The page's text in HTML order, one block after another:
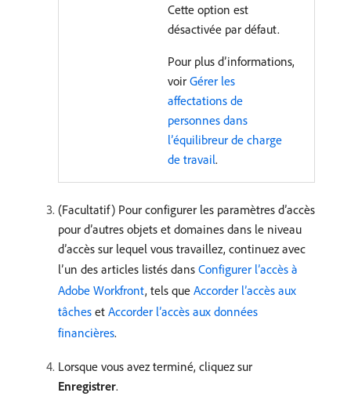
Cette option est
désactivée par défaut.
Pour plus d’informations,
voir Gérer les
affectations de
personnes dans
l’équilibreur de charge
de travail.
(Facultatif) Pour configurer les paramètres d’accès
pour d’autres objets et domaines dans le niveau
d’accès sur lequel vous travaillez, continuez avec
l’un des articles listés dans Configurer l’accès à
Adobe Workfront, tels que Accorder l’accès aux
tâches et Accorder l’accès aux données
financières.
Lorsque vous avez terminé, cliquez sur
Enregistrer.